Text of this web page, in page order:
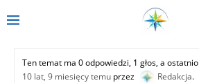
Ten temat ma 0 odpowiedzi, 1 głos, a
10 lat, 9 miesięcy temu przez Redakcja.